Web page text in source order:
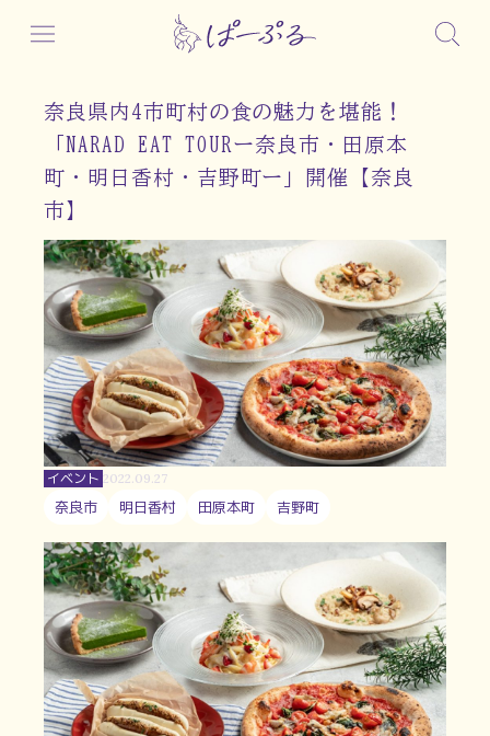
奈良県内4市町村の食の魅力を堪能！
「NARAD EAT TOURー奈良市・田原本
町・明日香村・吉野町ー」開催【奈良
市】
イベント 2022.09.27
奈良市 明日香村 田原本町 吉野町